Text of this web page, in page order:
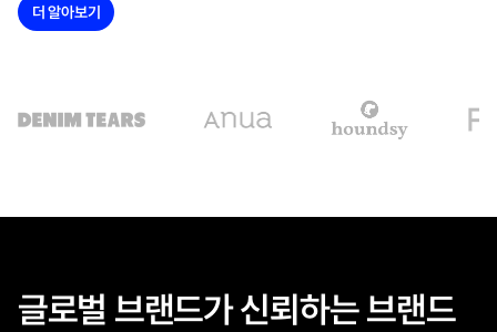
더 알아보기
글로벌 브랜드가 신뢰하는 브랜드